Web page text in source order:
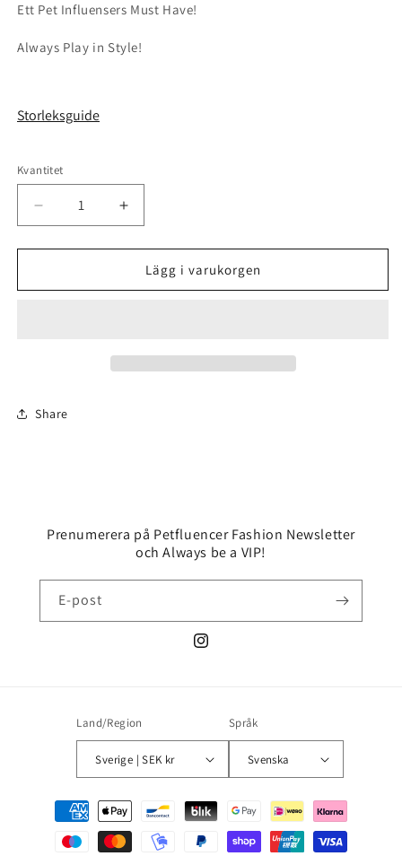
Ett Pet Influensers Must Have!
Always Play in Style!
Storleksguide
Kvantitet
Kvantitet
Minska
kvantitet
för
Hundleksak
Öka
kvantitet
för
Hairmes
Hundleksak
Lägg i varukorgen
Share
Prenumerera på Petfluencer Fashion Newsletter
och Always be a VIP!
E-post
Instagram
Land/Region
Sverige | SEK kr
Språk
Svenska
Betalningsmetoder